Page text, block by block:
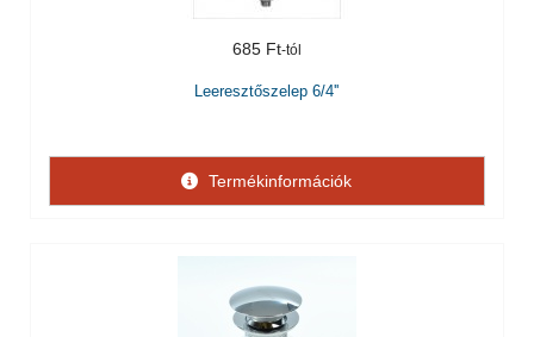
685 Ft
Leeresztőszelep 6/4''
Termékinformációk